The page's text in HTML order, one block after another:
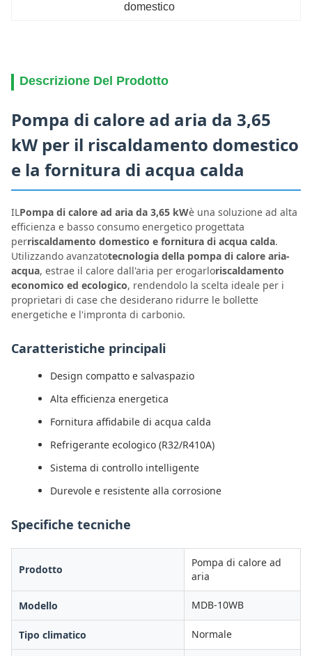
domestico
Descrizione Del Prodotto
Pompa di calore ad aria da 3,65
kW per il riscaldamento domestico
e la fornitura di acqua calda
ILPompa di calore ad aria da 3,65 kWè una soluzione ad alta
efficienza e basso consumo energetico progettata
perriscaldamento domestico e fornitura di acqua calda.
Utilizzando avanzatotecnologia della pompa di calore aria-
acqua, estrae il calore dall'aria per erogarloriscaldamento
economico ed ecologico, rendendolo la scelta ideale per i
proprietari di case che desiderano ridurre le bollette
energetiche e l'impronta di carbonio.
Caratteristiche principali
Design compatto e salvaspazio
Alta efficienza energetica
Fornitura affidabile di acqua calda
Refrigerante ecologico (R32/R410A)
Sistema di controllo intelligente
Durevole e resistente alla corrosione
Specifiche tecniche
Prodotto
Pompa di calore ad
aria
Modello MDB-10WB
Tipo climatico Normale